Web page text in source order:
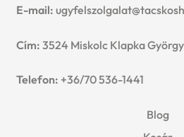
E-mail:
Cím: 3524 Miskolc Klapka György
Telefon: +36/70 536-1441
Blog